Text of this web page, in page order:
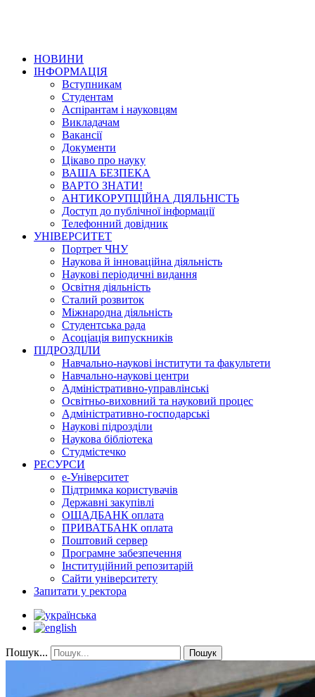
НОВИНИ
ІНФОРМАЦІЯ
Вступникам
Студентам
Аспірантам і науковцям
Викладачам
Вакансії
Документи
Цікаво про науку
ВАША БЕЗПЕКА
ВАРТО ЗНАТИ!
АНТИКОРУПЦІЙНА ДІЯЛЬНІСТЬ
Доступ до публічної інформації
Телефонний довідник
УНІВЕРСИТЕТ
Портрет ЧНУ
Наукова й інноваційна діяльність
Наукові періодичні видання
Освітня діяльність
Сталий розвиток
Міжнародна діяльність
Студентська рада
Асоціація випускників
ПІДРОЗДІЛИ
Навчально-наукові інститути та факультети
Навчально-наукові центри
Адміністративно-управлінські
Освітньо-виховний та науковий процес
Адміністративно-господарські
Наукові підрозділи
Наукова бібліотека
Студмістечко
РЕСУРСИ
е-Університет
Підтримка користувачів
Державні закупівлі
ОЩАДБАНК оплата
ПРИВАТБАНК оплата
Поштовий сервер
Програмне забезпечення
Інституційний репозитарій
Сайти університету
Запитати у ректора
Пошук... Пошук